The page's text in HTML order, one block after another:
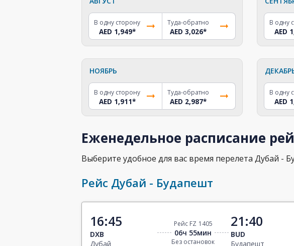
В одну сторону
AED 1,949*
Туда-обратно
AED 3,026*
В одну
AED
НОЯБРЬ
В одну сторону
AED 1,911*
Туда-обратно
AED 2,987*
В одну
AED
Еженедельное расписание
Выберите удобное для вас время перелета Дубай -
Рейс Дубай - Будапешт
16:45
DXB
Дубай
Рейс FZ 1405
06ч 55мин
Без остановок
21:40
BUD
Будапешт